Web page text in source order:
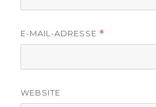
E-MAIL-ADRESSE *
WEBSITE